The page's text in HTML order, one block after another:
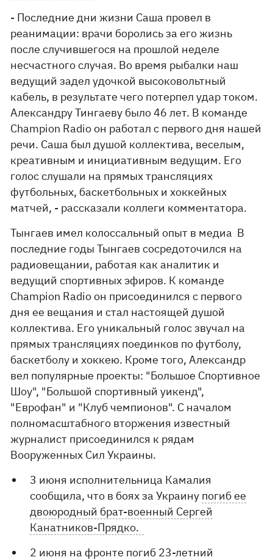
- Последние дни жизни Саша провел в
реанимации: врачи боролись за его жизнь
после случившегося на прошлой неделе
несчастного случая. Во время рыбалки наш
ведущий задел удочкой высоковольтный
кабель, в результате чего потерпел удар током.
Александру Тингаеву было 46 лет. В команде
Champion Radio он работал с первого дня нашей
речи. Саша был душой коллектива, веселым,
креативным и инициативным ведущим. Его
голос слушали на прямых трансляциях
футбольных, баскетбольных и хоккейных
матчей, - рассказали коллеги комментатора.
Тынгаев имел колоссальный опыт в медиа В
последние годы Тынгаев сосредоточился на
радиовещании, работая как аналитик и
ведущий спортивных эфиров. К команде
Champion Radio он присоединился с первого
дня ее вещания и стал настоящей душой
коллектива. Его уникальный голос звучал на
прямых трансляциях поединков по футболу,
баскетболу и хоккею. Кроме того, Александр
вел популярные проекты: "Большое Спортивное
Шоу", "Большой спортивный уикенд",
"Еврофан" и "Клуб чемпионов". С началом
полномасштабного вторжения известный
журналист присоединился к рядам
Вооруженных Сил Украины.
3 июня исполнительница Камалия
сообщила, что в боях за Украину погиб ее
двоюродный брат-военный Сергей
Канатников-Прядко.
2 июня на фронте погиб 23-летний